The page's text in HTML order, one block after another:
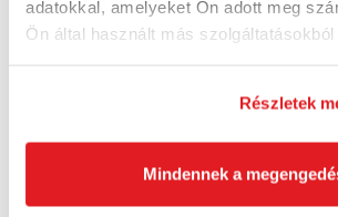
adatokkal, amelyeket Ön adott meg
Ön által használt más
Részletek
Mindennek a
of YouTube
video-
IESEN
Used to
interaction
with
embedded
content.